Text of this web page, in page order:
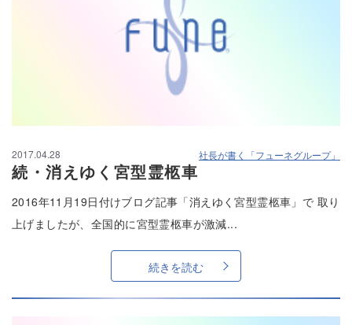
2017.04.28 社長が書く「フューネグループ」
続・消えゆく宮型霊柩車
2016年11月19日付けブログ記事「消えゆく宮型霊柩車」で 取り
上げましたが、全国的に宮型霊柩車が激減...
続きを読む